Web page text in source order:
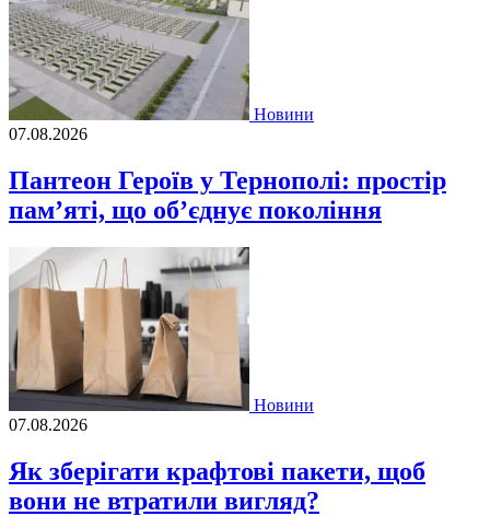
Новини
07.08.2026
Пантеон Героїв у Тернополі: простір
пам’яті, що об’єднує покоління
Новини
07.08.2026
Як зберігати крафтові пакети, щоб
вони не втратили вигляд?